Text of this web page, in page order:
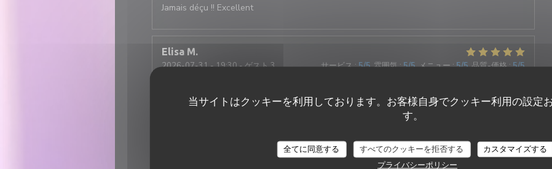
当サイトはクッキーを利用しております。お客様自身でクッキー利用の設定
す。
全てに同意する すべてのクッキーを拒否する
カスタマイズする
プライバシーポリシー
Jamais déçu !! Excellent
Elisa M
2026-07-31- 19:30 - ゲスト 3 サービス:5/5 雰囲気:5/5 メニュー:5/5 品質-価格:5/5
Super ambiance, service impeccable et tout est délicieux !!!
サービス :5/5 雰囲気:5/5 メニュー:5/5 品質-価格:5/5